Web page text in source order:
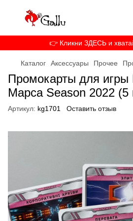
👉 Кликни ЗДЕСЬ и
Каталог Аксессуары Прочее
Промокарты для игры
Марса Season 2022 (5
Артикул: kg1701 Оставить отзыв